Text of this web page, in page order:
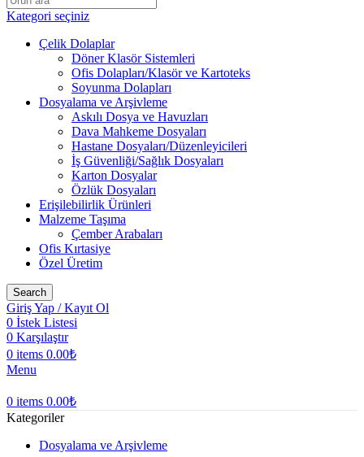
Kategori seçiniz
Çelik Dolaplar
Döner Klasör Sistemleri
Ofis Dolapları/Klasör ve Kartoteks
Soyunma Dolapları
Dosyalama ve Arşivleme
Askılı Dosya ve Havuzları
Dava Mahkeme Dosyaları
Hastane Dosyaları/Düzenleyicileri
İş Güvenliği/Sağlık Dosyaları
Karton Dosyalar
Özlük Dosyaları
Erişilebilirlik Ürünleri
Malzeme Taşıma
Çember Arabaları
Ofis Kırtasiye
Özel Üretim
Search
Giriş Yap / Kayıt Ol
0 İstek Listesi
0 Karşılaştır
0 items 0.00₺
Menu
0 items 0.00₺
Kategoriler
Dosyalama ve Arşivleme